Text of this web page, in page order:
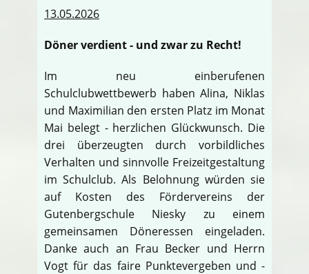
13.05.2026
Döner verdient - und zwar zu Recht!
Im neu einberufenen
Schulclubwettbewerb haben Alina, Niklas
und Maximilian den ersten Platz im Monat
Mai belegt - herzlichen Glückwunsch. Die
drei überzeugten durch vorbildliches
Verhalten und sinnvolle Freizeitgestaltung
im Schulclub. Als Belohnung würden sie
auf Kosten des Fördervereins der
Gutenbergschule Niesky zu einem
gemeinsamen Döneressen eingeladen.
Danke auch an Frau Becker und Herrn
Vogt für das faire Punktevergeben und -